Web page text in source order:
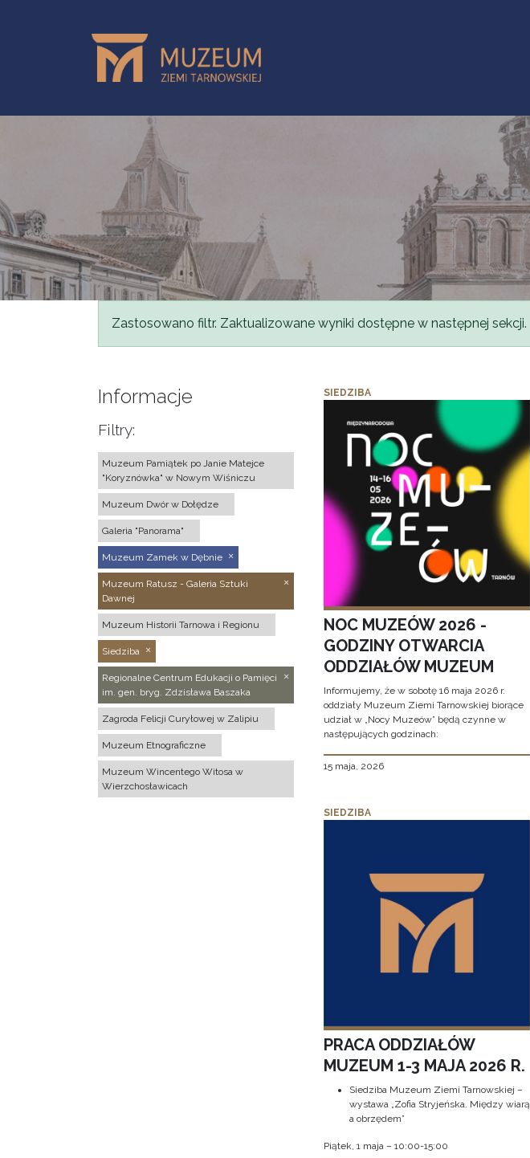
Komunikat
Zastosowano filtr. Zaktualizowane wyniki dostępne w następnej sekcji.
Informacje
Filtry:
Muzeum Pamiątek po Janie Matejce
"Koryznówka" w Nowym Wiśniczu
Muzeum Dwór w Dołędze
Galeria "Panorama"
Muzeum Zamek w Dębnie
Muzeum Ratusz - Galeria Sztuki
Dawnej
Muzeum Historii Tarnowa i Regionu
Siedziba
Regionalne Centrum Edukacji o Pamięci
im. gen. bryg. Zdzisława Baszaka
Zagroda Felicji Curyłowej w Zalipiu
Muzeum Etnograficzne
Muzeum Wincentego Witosa w
Wierzchosławicach
SIEDZIBA
NOC MUZEÓW 2026 -
GODZINY OTWARCIA
ODDZIAŁÓW MUZEUM
Informujemy, że w sobotę 16 maja 2026 r.
oddziały Muzeum Ziemi Tarnowskiej biorące
udział w „Nocy Muzeów” będą czynne w
następujących godzinach:
15 maja, 2026
SIEDZIBA
PRACA ODDZIAŁÓW
MUZEUM 1-3 MAJA 2026 R.
Siedziba Muzeum Ziemi Tarnowskiej –
wystawa „Zofia Stryjeńska. Między wiarą
a obrzędem”
Piątek, 1 maja – 10:00-15:00